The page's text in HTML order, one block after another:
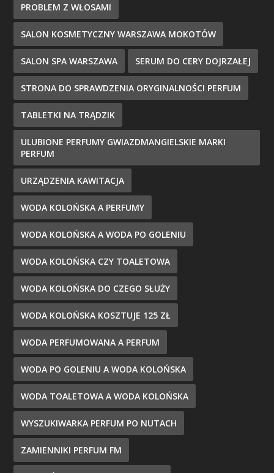
PROBLEM Z WŁOSAMI
SALON KOSMETYCZNY WARSZAWA MOKOTÓW
SALON SPA WARSZAWA SERUM DO CERY DOJRZAŁEJ
STRONA DO SPRAWDZENIA ORYGINALNOŚCI PERFUM
TABLETKI NA TRĄDZIK
ULUBIONE PERFUMY GWIAZDMANGIELSKIE MARKI
PERFUM
URZĄDZENIA KAWITACJA
WODA KOLOŃSKA A PERFUMY
WODA KOLOŃSKA A WODA PO GOLENIU
WODA KOLOŃSKA CZY TOALETOWA
WODA KOLOŃSKA DO CZEGO SŁUŻY
WODA KOLOŃSKA KOSZTUJE 125 ZŁ
WODA PERFUMOWANA A PERFUM
WODA PO GOLENIU A WODA KOLOŃSKA
WODA TOALETOWA A WODA KOLOŃSKA
WYSZUKIWARKA PERFUM PO NUTACH
ZAMIENNIKI PERFUM FM